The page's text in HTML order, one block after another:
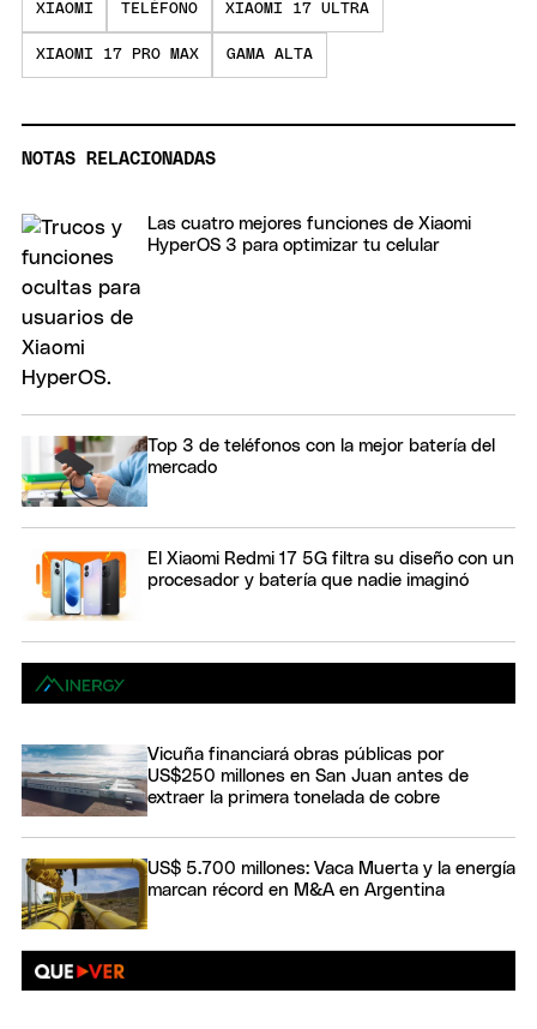
XIAOMI TELÉFONO XIAOMI 17 ULTRA
XIAOMI 17 PRO MAX GAMA ALTA
NOTAS RELACIONADAS
Las cuatro mejores funciones de Xiaomi
HyperOS 3 para optimizar tu celular
Top 3 de teléfonos con la mejor batería del
mercado
El Xiaomi Redmi 17 5G filtra su diseño con un
procesador y batería que nadie imaginó
Vicuña financiará obras públicas por
US$250 millones en San Juan antes de
extraer la primera tonelada de cobre
US$ 5.700 millones: Vaca Muerta y la energía
marcan récord en M&A en Argentina